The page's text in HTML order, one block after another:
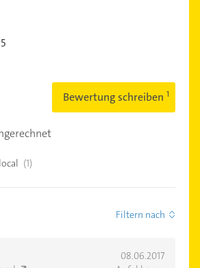
Bewertung schreiben
(1)
Filtern nach
08.06.2017